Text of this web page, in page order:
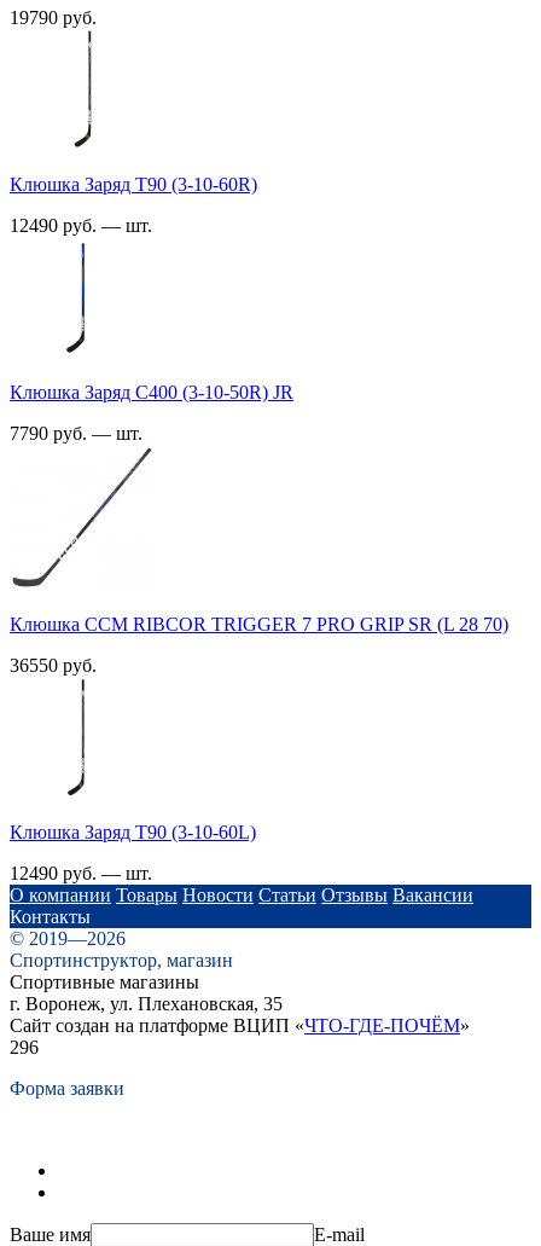
19790 руб.
Клюшка Заряд T90 (3-10-60R)
12490 руб. — шт.
Клюшка Заряд C400 (3-10-50R) JR
7790 руб. — шт.
Клюшка CCM RIBCOR TRIGGER 7 PRO GRIP SR (L 28 70)
36550 руб.
Клюшка Заряд T90 (3-10-60L)
12490 руб. — шт.
О компании Товары Новости Статьи Отзывы Вакансии
Контакты
© 2019—2026
Спортинструктор, магазин
Спортивные магазины
г. Воронеж, ул. Плехановская, 35
Сайт создан на платформе ВЦИП «ЧТО-ГДЕ-ПОЧЁМ»
296
Форма заявки
Ваше имя
E-mail